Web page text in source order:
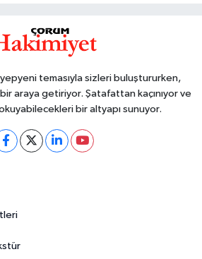
temasıyla sizleri buluştururken,
araya getiriyor. Şatafattan kaçınıyor ve
bir altyapı sunuyor.